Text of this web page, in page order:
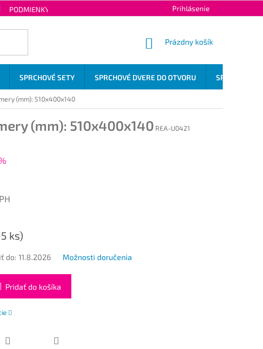
PODMIENKY OCHRANY OSOBNÝCH ÚDAJOV KONTAKTY
Prihlásenie
NÁKUPNÝ
Prázdny košík
SPRCHOVÉ SETY SPRCHOVÉ DVERE DO OTVORU SPRCHOVÉ
(mm): 510x400x140
(mm): 510x400x140 REA-U0421
ks)
do: 11.8.2026 Možnosti doručenia
Pridať do košíka